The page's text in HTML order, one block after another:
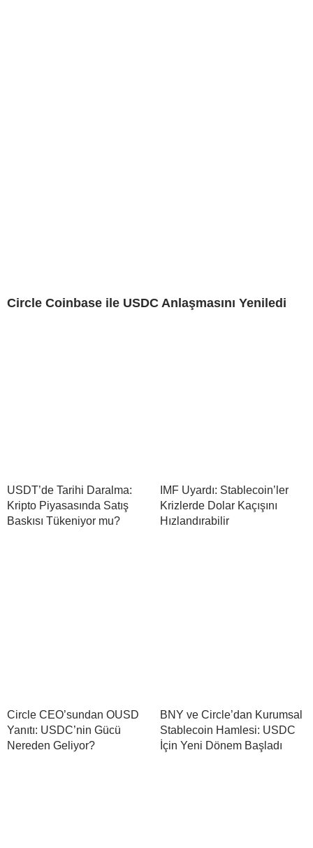
Circle Coinbase ile USDC Anlaşmasını Yeniledi
USDT’de Tarihi Daralma:
Kripto Piyasasında Satış
Baskısı Tükeniyor mu?
IMF Uyardı: Stablecoin’ler
Krizlerde Dolar Kaçışını
Hızlandırabilir
Circle CEO’sundan OUSD
Yanıtı: USDC’nin Gücü
Nereden Geliyor?
BNY ve Circle’dan Kurumsal
Stablecoin Hamlesi: USDC
İçin Yeni Dönem Başladı